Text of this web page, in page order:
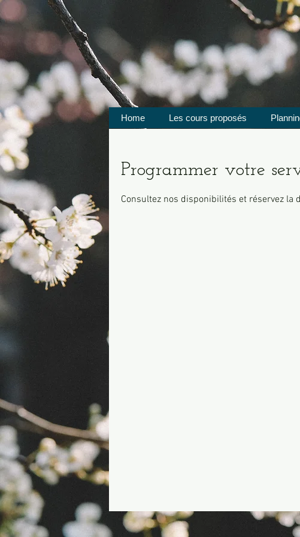
Home Les cours proposés
Programmer votre
Consultez nos disponibilités et réservez la